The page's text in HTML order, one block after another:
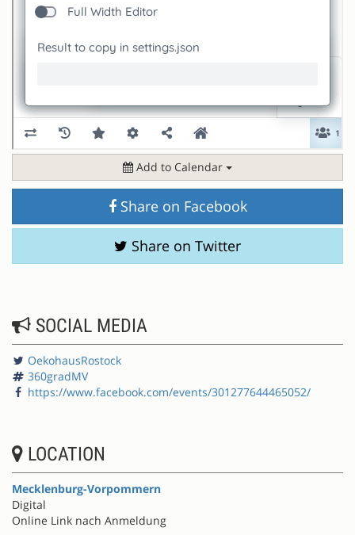
Add to Calendar
Share on Facebook
Share on Twitter
SOCIAL MEDIA
OekohausRostock
360gradMV
https://www.facebook.com/events/301277644465052/
LOCATION
Mecklenburg-Vorpommern
Digital
Online Link nach Anmeldung